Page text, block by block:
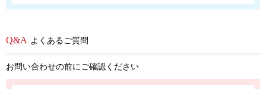
よくあるご質問
お問い合わせの前にご確認ください